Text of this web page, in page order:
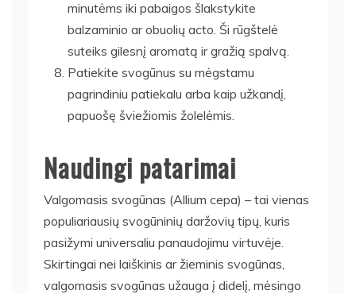
minutėms iki pabaigos šlakstykite
balzaminio ar obuolių acto. Ši rūgštelė
suteiks gilesnį aromatą ir gražią spalvą.
Patiekite svogūnus su mėgstamu
pagrindiniu patiekalu arba kaip užkandį,
papuošę šviežiomis žolelėmis.
Naudingi patarimai
Valgomasis svogūnas (Allium cepa) – tai vienas
populiariausių svogūninių daržovių tipų, kuris
pasižymi universaliu panaudojimu virtuvėje.
Skirtingai nei laiškinis ar žieminis svogūnas,
valgomasis svogūnas užauga į didelį, mėsingo